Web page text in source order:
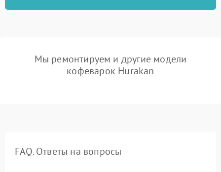
Мы ремонтируем и другие модели
кофеварок Hurakan
FAQ. Ответы на вопросы